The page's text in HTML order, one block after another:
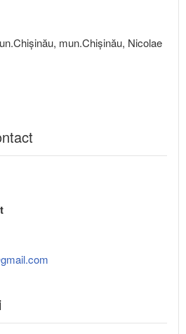
mun.Chişinău, Nicolae